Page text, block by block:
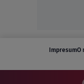
ImpresumO